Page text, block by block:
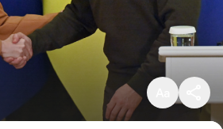
Standaard